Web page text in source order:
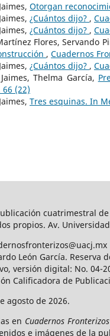
Otorgan
¿Cuántos dijo? ,
¿Cuántos dijo? ,
Flores, Servando
, Cuadernos
¿Cuántos dijo? ,
Thelma García,
(22)
Tres esquinas. In
cuatrimestral
propios. Av.
León García. Reserva
versión digital: No. 04-
Calificadora de
agosto de 2026.
en Cuadernos Fronterizos
e imágenes de la